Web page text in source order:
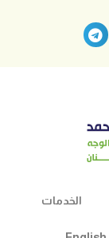
الخدمات